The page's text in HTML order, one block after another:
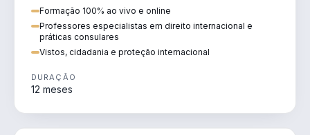
Formação 100% ao vivo e online
Professores especialistas em direito internacional e
práticas consulares
Vistos, cidadania e proteção internacional
DURAÇÃO
12 meses